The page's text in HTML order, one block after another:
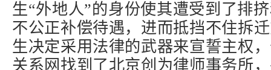
生“外地人”的身份使其遭受到了排
不公正补偿待遇，进而抵挡不住拆
生决定采用法律的武器来宣誓主权
关系网找到了北京创为律师事务所